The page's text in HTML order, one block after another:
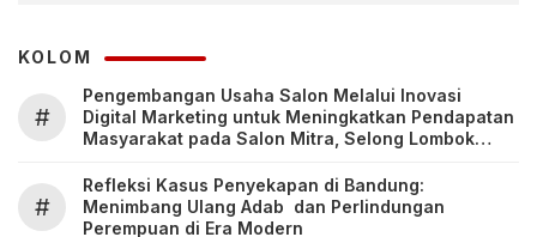
KOLOM
#
Pengembangan Usaha Salon Melalui Inovasi
Digital Marketing untuk Meningkatkan Pendapatan
Masyarakat pada Salon Mitra, Selong Lombok
#
Refleksi Kasus Penyekapan di Bandung:
Menimbang Ulang Adab dan Perlindungan
Perempuan di Era Modern